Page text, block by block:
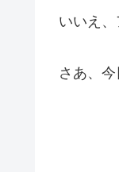
いいえ、
さあ、